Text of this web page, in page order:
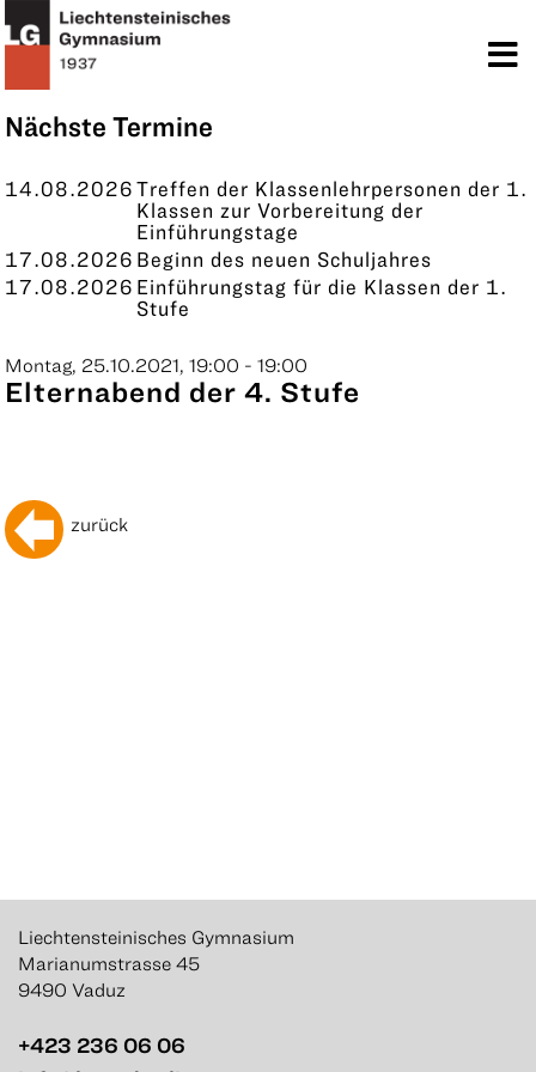
Nächste Termine
14.08.2026Treffen der Klassenlehrpersonen der 1.
Klassen zur Vorbereitung der
Einführungstage
17.08.2026 Beginn des neuen Schuljahres
17.08.2026 Einführungstag für die Klassen der 1.
Stufe
KONTAKT
Montag, 25.10.2021, 19:00 - 19:00
Elternabend der 4. Stufe
zurück
Liechtensteinisches Gymnasium
Marianumstrasse 45
9490 Vaduz
+423 236 06 06